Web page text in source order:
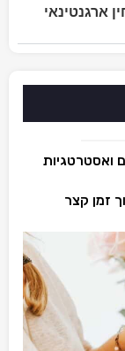
ארגנטינאי
ואסטרטגיות
זמן קצר